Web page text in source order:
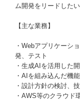
ム開発をリードした
【主な業務】
・Webアプリケーシ
発、テスト
・生成AIを活用した
・AIを組み込んだ機
・設計方針の検討、
・AWS等のクラウド